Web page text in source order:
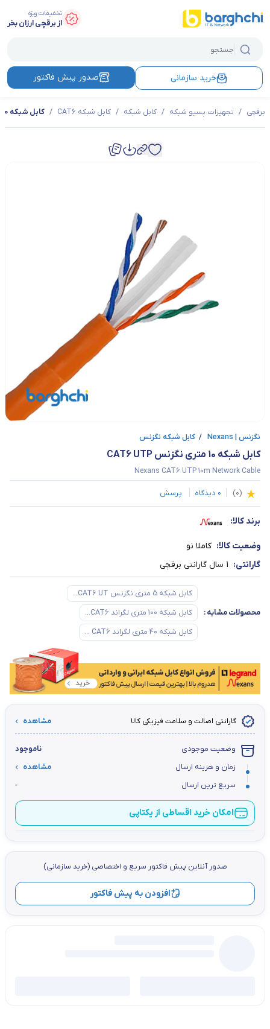
تخفیفات ویژه
از برقچی ارزان بخر
خرید سازمانی صدور پیش فاکتور
برقچی / تجهیزات پسیو شبکه / کابل شبکه / کابل شبکه CAT6 / کابل شبکه 10 متری نگزنس CAT6 UTP
نگزنس | Nexans / کابل شبکه نگزنس
کابل شبکه 10 متری نگزنس CAT6 UTP
Nexans CAT6 UTP 10m Network Cable
(
0
)
0 دیدگاه پرسش
برند کالا:
وضعیت کالا: کاملا نو
گارانتی: 1 سال گارانتی برقچی
محصولات مشابه:
کابل شبکه 5 متری نگزنس CAT6 UT...
کابل شبکه 100 متری لگراند CAT6...
کابل شبکه 40 متری لگراند CAT6 ...
گارانتی اصالت و سلامت فیزیکی کالا مشاهده
وضعیت موجودی
ناموجود
زمان و هزینه ارسال
مشاهده
سریع ترین ارسال
-
امکان خرید اقساطی از یکتاپی
صدور آنلاین پيش فاكتور سریع و اختصاصي (خرید سازمانی)
افزودن به پیش فاکتور